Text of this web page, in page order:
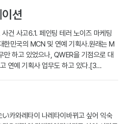
션
건 사고6.1. 페인팅 테러 노이즈 마케팅
한민국의 MCN 및 연예 기획사.원래는 M
만 하고 있었으나, QWER을 기점으로 대
연예 기획사 업무도 하고 있다.[3…
카와레타이 나레타이바뀌고 싶어 익숙